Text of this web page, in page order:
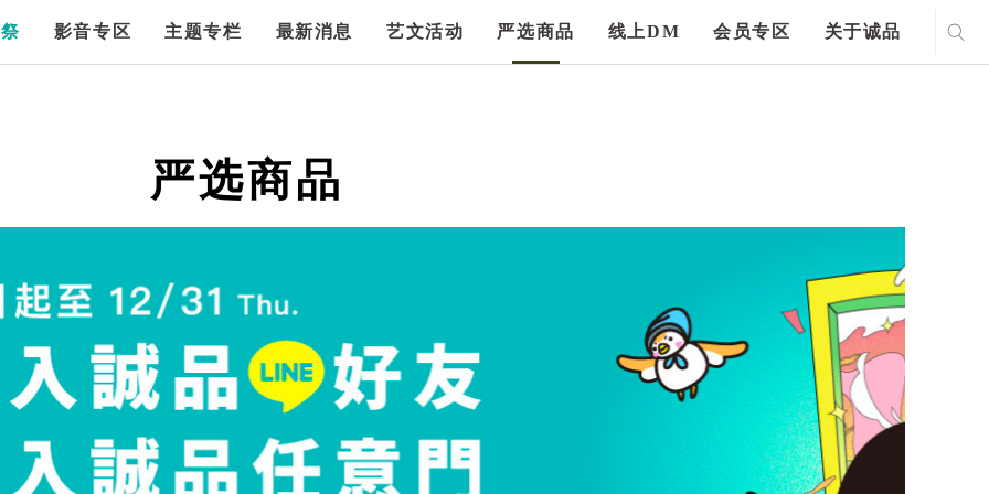
影音专区 主题专栏 最新消息 艺文活动 严选商品 线上DM 会员专区 关于诚品
严选商品